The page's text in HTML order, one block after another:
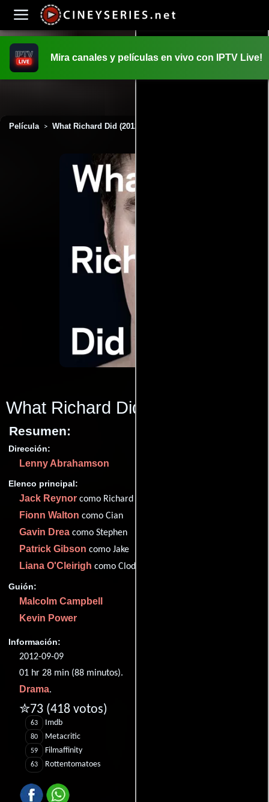
Mira canales y películas en vivo con IPTV Live!
Película > What Richard Did (2012)
What Richard Did
Resumen:
Dirección:
Lenny Abrahamson
Elenco principal:
Jack Reynor como Richard Karlsen
Fionn Walton como Cian
Gavin Drea como Stephen
Patrick Gibson como Jake
Liana O'Cleirigh como Clodagh
Guión:
Malcolm Campbell
Kevin Power
Información:
2012-09-09
01 hr 28 min (88 minutos).
Drama.
✮73 (418 votos)
63 Imdb
80 Metacritic
59 Filmaffinity
63 Rottentomatoes